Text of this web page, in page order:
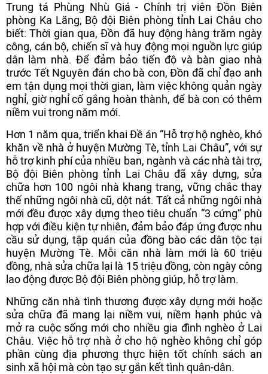
Trung tá Phùng Nhù Giá - Chính trị viên Đồn Biên
phòng Ka Lăng, Bộ đội Biên phòng tỉnh Lai Châu cho
biết: Thời gian qua, Đồn đã huy động hàng trăm ngày
công, cán bộ, chiến sĩ và huy động mọi nguồn lực giúp
dân làm nhà. Để đảm bảo tiến độ và bàn giao nhà
trước Tết Nguyên đán cho bà con, Đồn đã chỉ đạo anh
em tận dụng mọi thời gian, làm việc không quản ngày
nghỉ, giờ nghỉ cố gắng hoàn thành, để bà con có thêm
niềm vui trong năm mới.
Hơn 1 năm qua, triển khai Đề án “Hỗ trợ hộ nghèo, khó
khăn về nhà ở huyện Mường Tè, tỉnh Lai Châu”, với sự
hỗ trợ kinh phí của nhiều ban, ngành và các nhà tài trợ,
Bộ đội Biên phòng tỉnh Lai Châu đã xây dựng, sửa
chữa hơn 100 ngôi nhà khang trang, vững chắc thay
thế những ngôi nhà cũ, dột nát. Tất cả những ngôi nhà
mới đều được xây dựng theo tiêu chuẩn “3 cứng” phù
hợp với điều kiện tự nhiên, đảm bảo đáp ứng được nhu
cầu sử dụng, tập quán của đồng bào các dân tộc tại
huyện Mường Tè. Mỗi căn nhà làm mới là 60 triệu
đồng, nhà sửa chữa lại là 15 triệu đồng, còn ngày công
lao động được Bộ đội Biên phòng giúp, hỗ trợ làm.
Những căn nhà tình thương được xây dựng mới hoặc
sửa chữa đã mang lại niềm vui, niềm hạnh phúc và
mở ra cuộc sống mới cho nhiều gia đình nghèo ở Lai
Châu. Việc hỗ trợ nhà ở cho hộ nghèo không chỉ góp
phần cùng địa phương thực hiện tốt chính sách an
sinh xã hội mà còn tạo sự gắn kết tình quân-dân.